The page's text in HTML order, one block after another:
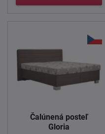
Čalúnená posteľ
Gloria